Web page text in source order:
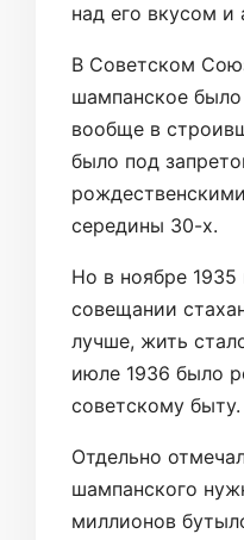
над его вкусом и
В Советском
шампанское
вообще в
было под
середины 30-х.
Но в ноябре 1935
совещании
лучше, жить
июле 1936 было
советскому быту.
Отдельно
шампанского
миллионов